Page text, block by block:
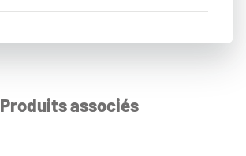
Produits associés